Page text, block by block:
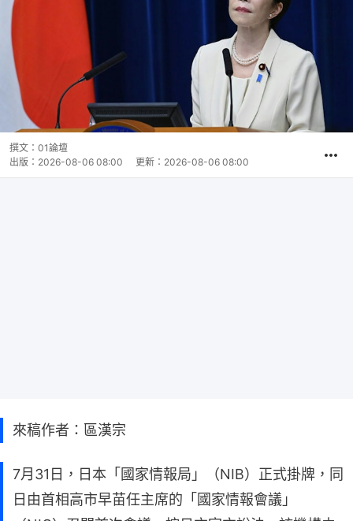
撰文： 01論壇
出版： 2026-08-06 08:00 更新： 2026-08-06 08:00
來稿作者：區漢宗
7月31日，日本「國家情報局」（NIB）正式掛牌，同
日由首相高市早苗任主席的「國家情報會議」